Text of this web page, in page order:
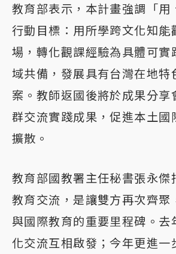
教育部表示，本計畫強調「用
行動目標：用所學跨文化知能
場，轉化觀課經驗為具體可實
域共備，發展具有台灣在地特
案。教師返國後將於成果分享
群交流實踐成果，促進本土國
擴散。
教育部國教署主任秘書張永傑
教育交流，是讓雙方再次齊聚
與國際教育的重要里程碑。去
化交流互相啟發；今年更進一